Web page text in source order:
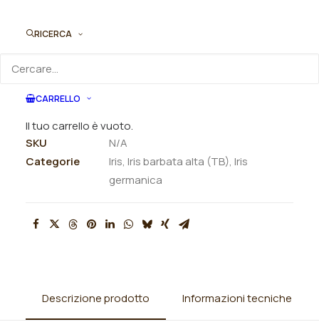
RICERCA
CARRELLO
Il tuo carrello è vuoto.
SKU
N/A
Categorie
Iris, Iris barbata alta (TB), Iris
germanica
Descrizione prodotto Informazioni tecniche